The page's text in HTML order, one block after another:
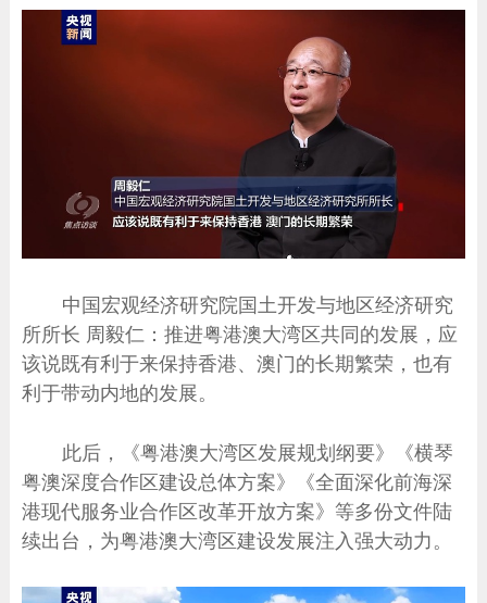
中国宏观经济研究院国土开发与地区经济研究
所所长 周毅仁：推进粤港澳大湾区共同的发展，应
该说既有利于来保持香港、澳门的长期繁荣，也有
利于带动内地的发展。
此后，《粤港澳大湾区发展规划纲要》《横琴
粤澳深度合作区建设总体方案》《全面深化前海深
港现代服务业合作区改革开放方案》等多份文件陆
续出台，为粤港澳大湾区建设发展注入强大动力。